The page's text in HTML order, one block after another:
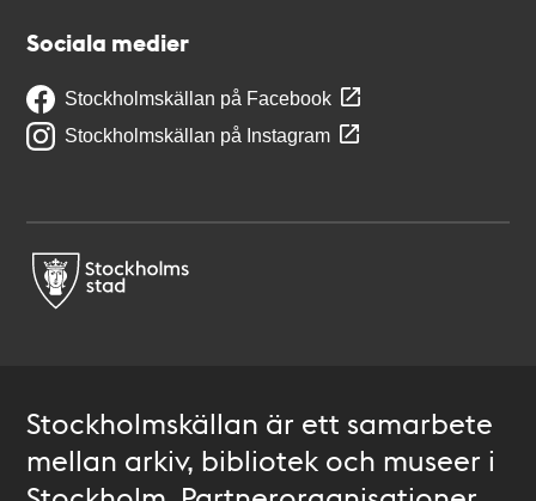
Sociala medier
Stockholmskällan på Facebook
Stockholmskällan på Instagram
Stockholmskällan är ett samarbete
mellan arkiv, bibliotek och museer i